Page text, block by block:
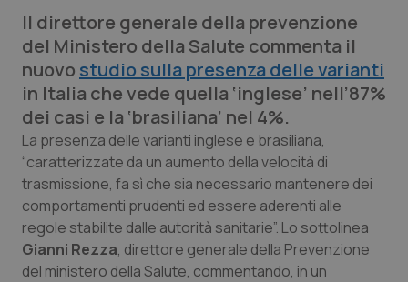
Lettere al direttore
Edizioni Regionali
QS Pro
Professionisti Sanitari.AI
Abruzzo
Basilicata
QS Pro Gold
Artrite & artrosi
QS Club Newsletter
Il direttore generale della prevenzione
del Ministero della Salute commenta il
nuovo studio sulla presenza delle varianti
in Italia che vede quella ‘inglese’ nell’87%
dei casi e la ‘brasiliana’ nel 4%.
La presenza delle varianti inglese e brasiliana,
“caratterizzate da un aumento della velocità di
trasmissione, fa sì che sia necessario mantenere dei
comportamenti prudenti ed essere aderenti alle
regole stabilite dalle autorità sanitarie”. Lo sottolinea
Gianni Rezza, direttore generale della Prevenzione
del ministero della Salute, commentando, in un